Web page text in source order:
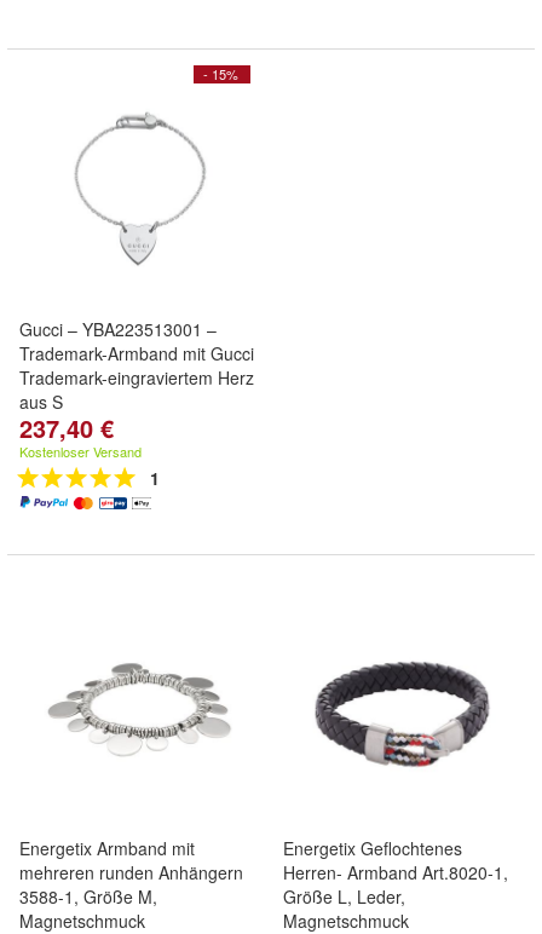
- 15%
Gucci – YBA223513001 –
Trademark-Armband mit Gucci
Trademark-eingraviertem Herz
aus S
237,40 €
Kostenloser Versand
1
Energetix Armband mit
mehreren runden Anhängern
3588-1, Größe M,
Magnetschmuck
Energetix Geflochtenes
Herren- Armband Art.8020-1,
Größe L, Leder,
Magnetschmuck